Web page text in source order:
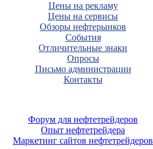
Цены на рекламу
Цены на сервисы
Обзоры нефтерынков
События
Отличительные знаки
Опросы
Письмо администрации
Контакты
Форум для нефтетрейдеров
Опыт нефтетрейдера
Маркетинг сайтов нефтетрейдеров